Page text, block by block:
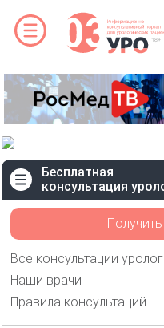
Бесплатная
консультация
Все консультации
Наши врачи
Правила консультаций